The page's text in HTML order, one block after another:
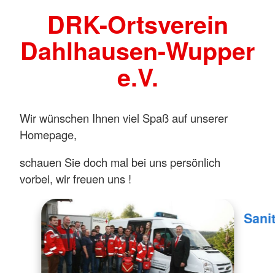
DRK-Ortsverein
Dahlhausen-Wupper
e.V.
Wir wünschen Ihnen viel Spaß auf unserer
Homepage,
schauen Sie doch mal bei uns persönlich
vorbei, wir freuen uns !